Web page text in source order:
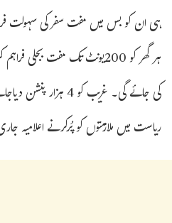
ہی ان کو بس میں مفت سفرکی سہولت
ہر گھر کو 200یونٹ تک مفت
کی جائے گی۔ غریب کو 4
ریاست میں ملازمتوں کو پُرکرنے اعلامیہ